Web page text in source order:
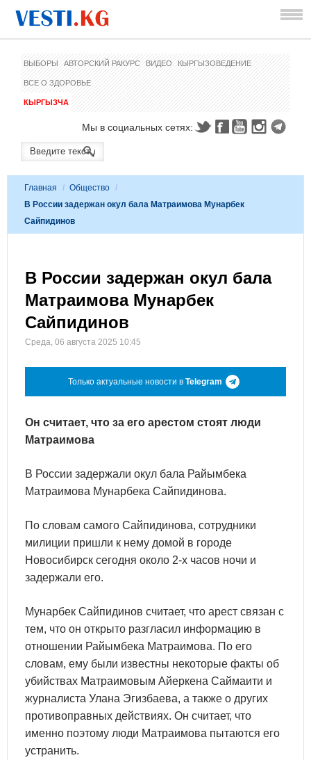
ВЫБОРЫ АВТОРСКИЙ РАКУРС ВИДЕО КЫРГЫЗОВЕДЕНИЕ
ВСЕ О ЗДОРОВЬЕ
КЫРГЫЗЧА
Мы в социальных сетях:
Главная / Общество /
В России задержан окул бала Матраимова Мунарбек
Сайпидинов
В России задержан окул бала
Матраимова Мунарбек
Сайпидинов
Среда, 06 августа 2025 10:45
Только актуальные новости в Telegram
Он считает, что за его арестом стоят люди
Матраимова
В России задержали окул бала Райымбека
Матраимова Мунарбека Сайпидинова.
По словам самого Сайпидинова, сотрудники
милиции пришли к нему домой в городе
Новосибирск сегодня около 2-х часов ночи и
задержали его.
Мунарбек Сайпидинов считает, что арест связан с
тем, что он открыто разгласил информацию в
отношении Райымбека Матраимова. По его
словам, ему были известны некоторые факты об
убийствах Матраимовым Айеркена Саймаити и
журналиста Улана Эгизбаева, а также о других
противоправных действиях. Он считает, что
именно поэтому люди Матраимова пытаются его
устранить.